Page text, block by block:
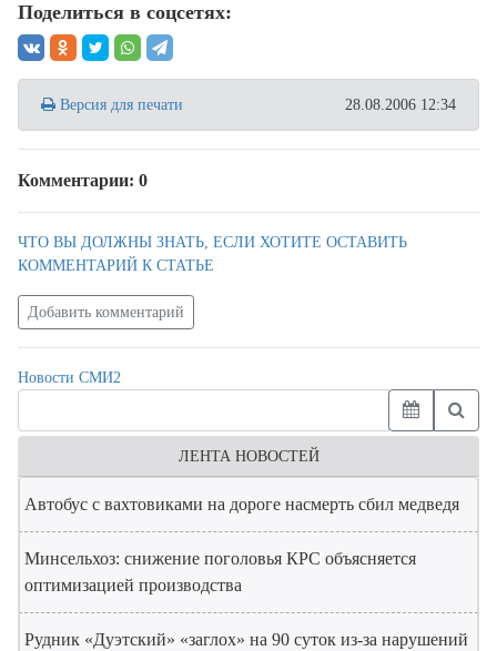
Поделиться в соцсетях:
Версия для печати 28.08.2006 12:34
Комментарии: 0
ЧТО ВЫ ДОЛЖНЫ ЗНАТЬ, ЕСЛИ ХОТИТЕ ОСТАВИТЬ
КОММЕНТАРИЙ К СТАТЬЕ
Добавить комментарий
Новости СМИ2
ЛЕНТА НОВОСТЕЙ
Автобус с вахтовиками на дороге насмерть сбил медведя
Минсельхоз: снижение поголовья КРС объясняется
оптимизацией производства
Рудник «Дуэтский» «заглох» на 90 суток из-за нарушений